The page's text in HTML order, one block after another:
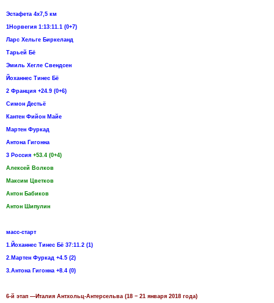
Эстафета 4х7,5 км
1Норвегия 1:13:11.1 (0+7)
Ларс Хельге Биркеланд
Тарьей Бё
Эмиль Хегле Свендсен
Йоханнес Тинес Бё
2 Франция +24.9 (0+6)
Симон Дестьё
Кантен Фийон Майе
Мартен Фуркад
Антона Гигонна
3 Россия +53.4 (0+4)
Алексей Волков
Максим Цветков
Антон Бабиков
Антон Шипулин
масс-старт
1.Йоханнес Тинес Бё 37:11.2 (1)
2.Мартен Фуркад +4.5 (2)
3.Антона Гигонна +8.4 (0)
6-й этап —Италия Антхольц-Антерсельва (18 − 21 января 2018 года)